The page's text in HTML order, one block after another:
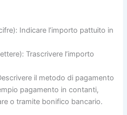
Indicare l’importo pattuito in
Trascrivere l’importo
il metodo di pagamento
pagamento in contanti,
o tramite bonifico bancario.